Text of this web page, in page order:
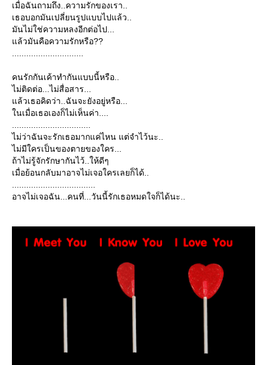
เมื่อฉันถามถึง..ความรักของเรา..
เธอบอกมันเปลี่ยนรูปแบบไปแล้ว..
มันไม่ใช่ความหลงอีกต่อไป...
ล้วมันคือความรักหรือ??
คนรักกันเค้าทำกันแบบนี้หรือ..
ไม่ติดต่อ...ไม่สื่อสาร...
ล้วเธอคิดว่า..ฉันจะยังอยู่หรือ...
นเมื่อเธอเองก็ไม่เห็นค่า....
ไม่ว่าฉันจะรักเธอมากแค่ไหน แต่จำไว้นะ..
ไม่มีใครเป็นของตายของใคร...
ถ้าไม่รู้จักรักษากันไว้..ให้ดีๆ
เมื่อย้อนกลับมาอาจไม่เจอใครเลยก็ได้..
อาจไม่เจอฉัน...คนที่...วันนี้รักเธอหมดใจก็ได้นะ..